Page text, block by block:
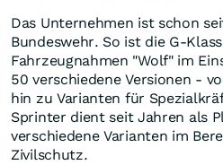
Das Unternehmen ist schon
Bundeswehr. So ist die G-
Fahrzeugnahmen "Wolf" im
50 verschiedene Versionen -
hin zu Varianten für
Sprinter dient seit Jahren als
verschiedene Varianten im
Zivilschutz.